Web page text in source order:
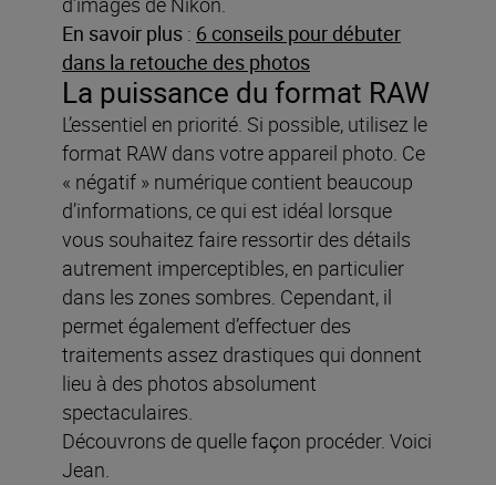
En savoir plus : 6 conseils pour débuter
dans la retouche des photos
La puissance du format RAW
L’essentiel en priorité. Si possible, utilisez le
format RAW dans votre appareil photo. Ce
« négatif » numérique contient beaucoup
d’informations, ce qui est idéal lorsque
vous souhaitez faire ressortir des détails
autrement imperceptibles, en particulier
dans les zones sombres. Cependant, il
permet également d’effectuer des
traitements assez drastiques qui donnent
lieu à des photos absolument
spectaculaires.
Découvrons de quelle façon procéder. Voici
Jean.